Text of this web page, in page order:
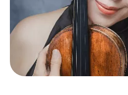
Home
Professoren
Konzerte
Camp